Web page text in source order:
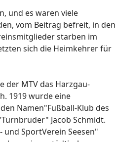
und es waren viele
vom Beitrag befreit, in den
starben im
sich die Heimkehrer für
der MTV das Harzgau-
1919 wurde eine
Namen"Fußball-Klub des
Jacob Schmidt.
und SportVerein Seesen"